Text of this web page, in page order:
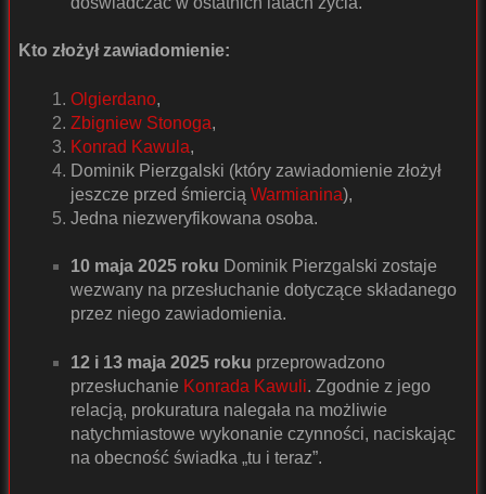
Kto złożył zawiadomienie:
Olgierdano,
Zbigniew Stonoga,
Konrad Kawula,
Dominik Pierzgalski (który zawiadomienie złożył
jeszcze przed śmiercią Warmianina),
Jedna niezweryfikowana osoba.
10 maja 2025 roku Dominik Pierzgalski zostaje
wezwany na przesłuchanie dotyczące składanego
przez niego zawiadomienia.
12 i 13 maja 2025 roku przeprowadzono
przesłuchanie Konrada Kawuli. Zgodnie z jego
relacją, prokuratura nalegała na możliwie
natychmiastowe wykonanie czynności, naciskając
na obecność świadka „tu i teraz”.